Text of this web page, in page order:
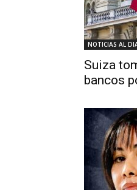
NOTICIAS AL
Suiza
bancos